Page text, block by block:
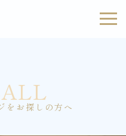
をお探しの方へ